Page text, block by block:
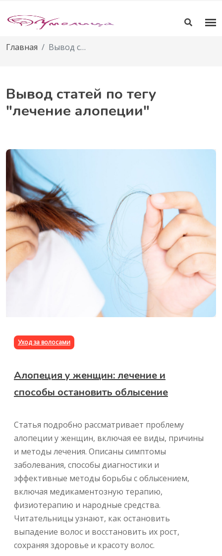
Главная Вывод статей по тегу
Вывод статей по тегу
"лечение алопеции"
Уход за волосами
Алопеция у женщин: лечение и
способы остановить облысение
Статья подробно рассматривает проблему
алопеции у женщин, включая ее виды, причины
и методы лечения. Описаны симптомы
заболевания, способы диагностики и
эффективные методы борьбы с облысением,
включая медикаментозную терапию,
физиотерапию и народные средства.
Читательницы узнают, как остановить
выпадение волос и восстановить их рост,
сохраняя здоровье и красоту волос.